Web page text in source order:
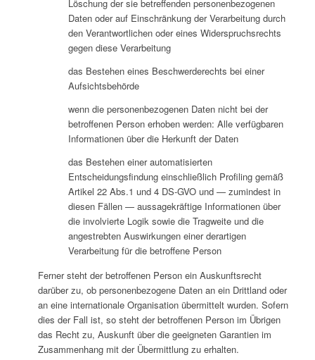
Löschung der sie betreffenden personenbezogenen
Daten oder auf Einschränkung der Verarbeitung durch
den Verantwortlichen oder eines Widerspruchsrechts
gegen diese Verarbeitung
das Bestehen eines Beschwerderechts bei einer
Aufsichtsbehörde
wenn die personenbezogenen Daten nicht bei der
betroffenen Person erhoben werden: Alle verfügbaren
Informationen über die Herkunft der Daten
das Bestehen einer automatisierten
Entscheidungsfindung einschließlich Profiling gemäß
Artikel 22 Abs.1 und 4 DS-GVO und — zumindest in
diesen Fällen — aussagekräftige Informationen über
die involvierte Logik sowie die Tragweite und die
angestrebten Auswirkungen einer derartigen
Verarbeitung für die betroffene Person
Ferner steht der betroffenen Person ein Auskunftsrecht
darüber zu, ob personenbezogene Daten an ein Drittland oder
an eine internationale Organisation übermittelt wurden. Sofern
dies der Fall ist, so steht der betroffenen Person im Übrigen
das Recht zu, Auskunft über die geeigneten Garantien im
Zusammenhang mit der Übermittlung zu erhalten.